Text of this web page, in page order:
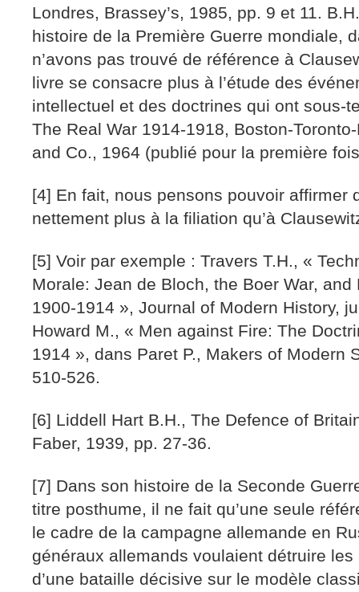
Londres, Brassey’s, 1985, pp. 9 et 11.
histoire de la Première Guerre mondiale,
n’avons pas trouvé de référence à
livre se consacre plus à l’étude des
intellectuel et des doctrines qui ont sous-
The Real War 1914-1918, Boston-
and Co., 1964 (publié pour la première
[4] En fait, nous pensons pouvoir affirmer
nettement plus à la filiation qu’à
[5] Voir par exemple : Travers T.H., «
Morale: Jean de Bloch, the Boer War,
1900-1914 », Journal of Modern History,
Howard M., « Men against Fire: The
1914 », dans Paret P., Makers of Modern
510-526.
[6] Liddell Hart B.H., The Defence of
Faber, 1939, pp. 27-36.
[7] Dans son histoire de la Seconde
titre posthume, il ne fait qu’une seule
le cadre de la campagne allemande en
généraux allemands voulaient détruire
d’une bataille décisive sur le modèle